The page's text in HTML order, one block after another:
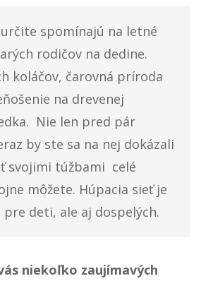
spomínajú na letné
rodičov na dedine.
koláčov, čarovná príroda
na drevenej
Nie len pred pár
by ste sa na nej dokázali
svojimi túžbami celé
deti, ale aj dospelých.